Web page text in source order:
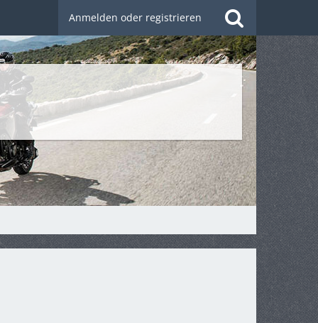
Anmelden oder registrieren